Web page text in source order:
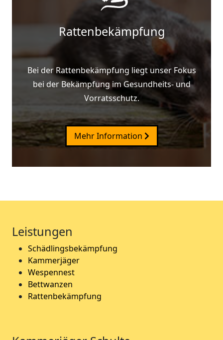
Rattenbekämpfung
Bei der Rattenbekämpfung liegt unser Fokus
bei der Bekämpfung im Gesundheits- und
Vorratsschutz.
Mehr Information
Leistungen
Schädlingsbekämpfung
Kammerjäger
Wespennest
Bettwanzen
Rattenbekämpfung